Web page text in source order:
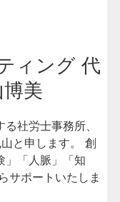
ィング 代
美
社労士事務所、
と申します。 創
」「人脈」「知
サポートいたしま